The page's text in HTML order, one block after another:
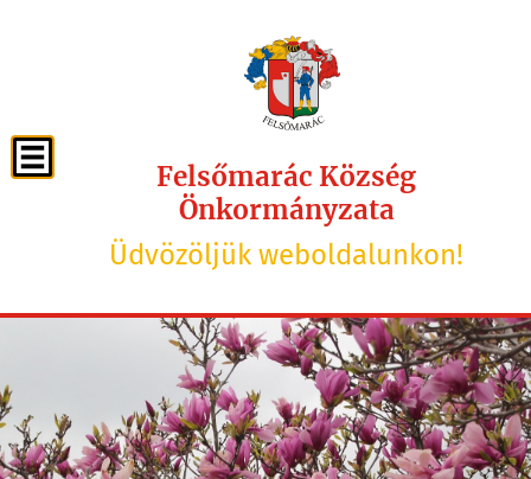
Felsőmarác Község
Önkormányzata
Üdvözöljük weboldalunkon!